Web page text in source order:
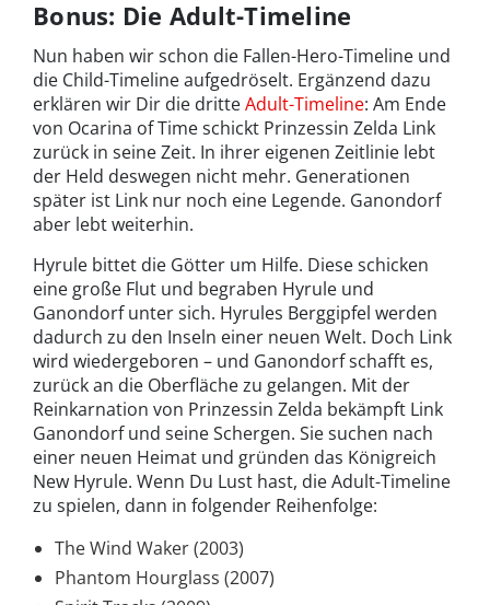
Bonus: Die Adult-Timeline
Nun haben wir schon die Fallen-Hero-Timeline und
die Child-Timeline aufgedröselt. Ergänzend dazu
erklären wir Dir die dritteAdult-Timeline: Am Ende
von Ocarina of Time schickt Prinzessin Zelda Link
zurück in seine Zeit. In ihrer eigenen Zeitlinie lebt
der Held deswegen nicht mehr. Generationen
später ist Link nur noch eine Legende. Ganondorf
aber lebt weiterhin.
Hyrule bittet die Götter um Hilfe. Diese schicken
eine große Flut und begraben Hyrule und
Ganondorf unter sich. Hyrules Berggipfel werden
dadurch zu den Inseln einer neuen Welt. Doch Link
wird wiedergeboren – und Ganondorf schafft es,
zurück an die Oberfläche zu gelangen. Mit der
Reinkarnation von Prinzessin Zelda bekämpft Link
Ganondorf und seine Schergen. Sie suchen nach
einer neuen Heimat und gründen das Königreich
New Hyrule. Wenn Du Lust hast, die Adult-Timeline
zu spielen, dann in folgender Reihenfolge:
The Wind Waker (2003)
Phantom Hourglass (2007)